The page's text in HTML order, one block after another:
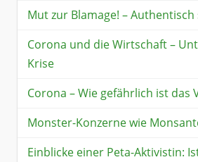
Mut zur Blamage! –
Corona und die Wirtschaft –
Krise
Corona – Wie gefährlich ist das
Monster-Konzerne wie
Einblicke einer Peta-Aktivistin: